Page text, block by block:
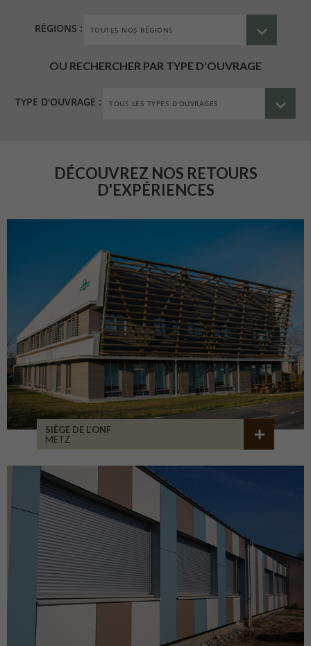
RÉGIONS :
OU RECHERCHER PAR TYPE D'OUVRAGE
TYPE D'OUVRAGE :
DÉCOUVREZ NOS RETOURS
D'EXPÉRIENCES
SIÈGE DE L’ONF
METZ